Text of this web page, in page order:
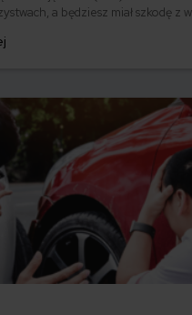
a będziesz miał szkodę z
warunki trzeba spełnić, aby